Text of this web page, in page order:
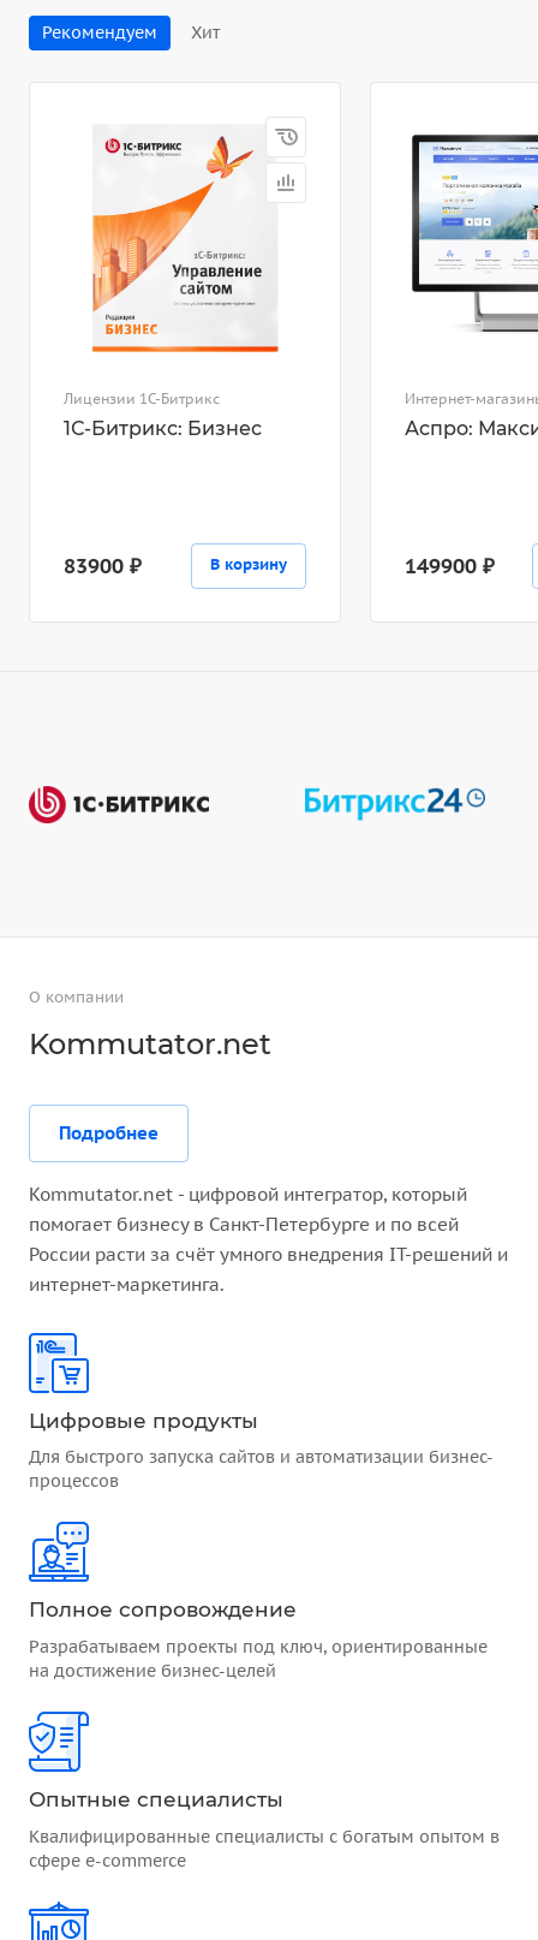
Рекомендуем Хит
Лицензии 1С-Битрикс
1С-Битрикс: Бизнес
83900 ₽ В корзину
Интернет-
Аспро:
149900 ₽
О компании
Kommutator.net
Подробнее
Kommutator.net - цифровой интегратор, который
помогает бизнесу в Санкт-Петербурге и по всей
России расти за счёт умного внедрения IT-решений и
интернет-маркетинга.
Цифровые продукты
Для быстрого запуска сайтов и автоматизации бизнес-
процессов
Полное сопровождение
Разрабатываем проекты под ключ, ориентированные
на достижение бизнес-целей
Опытные специалисты
Квалифицированные специалисты с богатым опытом в
сфере e-commerce